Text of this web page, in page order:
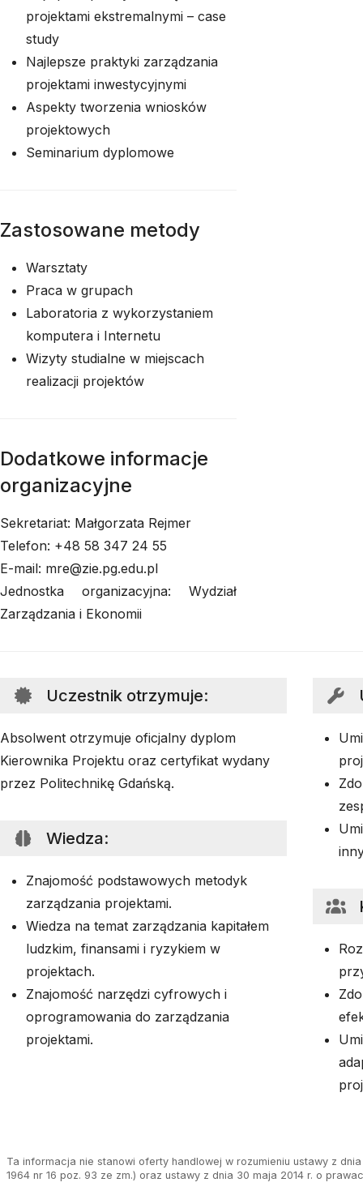
projektami ekstremalnymi – case
study
Najlepsze praktyki zarządzania
projektami inwestycyjnymi
Aspekty tworzenia wniosków
projektowych
Seminarium dyplomowe
Zastosowane metody
Warsztaty
Praca w grupach
Laboratoria z wykorzystaniem
komputera i Internetu
Wizyty studialne w miejscach
realizacji projektów
Dodatkowe informacje
organizacyjne
Sekretariat: Małgorzata Rejmer
Telefon: +48 58 347 24 55
E-mail: mre@zie.pg.edu.pl
Jednostka organizacyjna: Wydział
Zarządzania i Ekonomii
Uczestnik otrzymuje:
Absolwent otrzymuje oficjalny dyplom
Kierownika Projektu oraz certyfikat wydany
przez Politechnikę Gdańską.
Wiedza:
Znajomość podstawowych metodyk
zarządzania projektami.
Wiedza na temat zarządzania kapitałem
ludzkim, finansami i ryzykiem w
projektach.
Znajomość narzędzi cyfrowych i
oprogramowania do zarządzania
projektami.
Ta informacja nie stanowi oferty handlowej w rozumieniu ustawy z
1964 nr 16 poz. 93 ze zm.) oraz ustawy z dnia 30 maja 2014 r. o